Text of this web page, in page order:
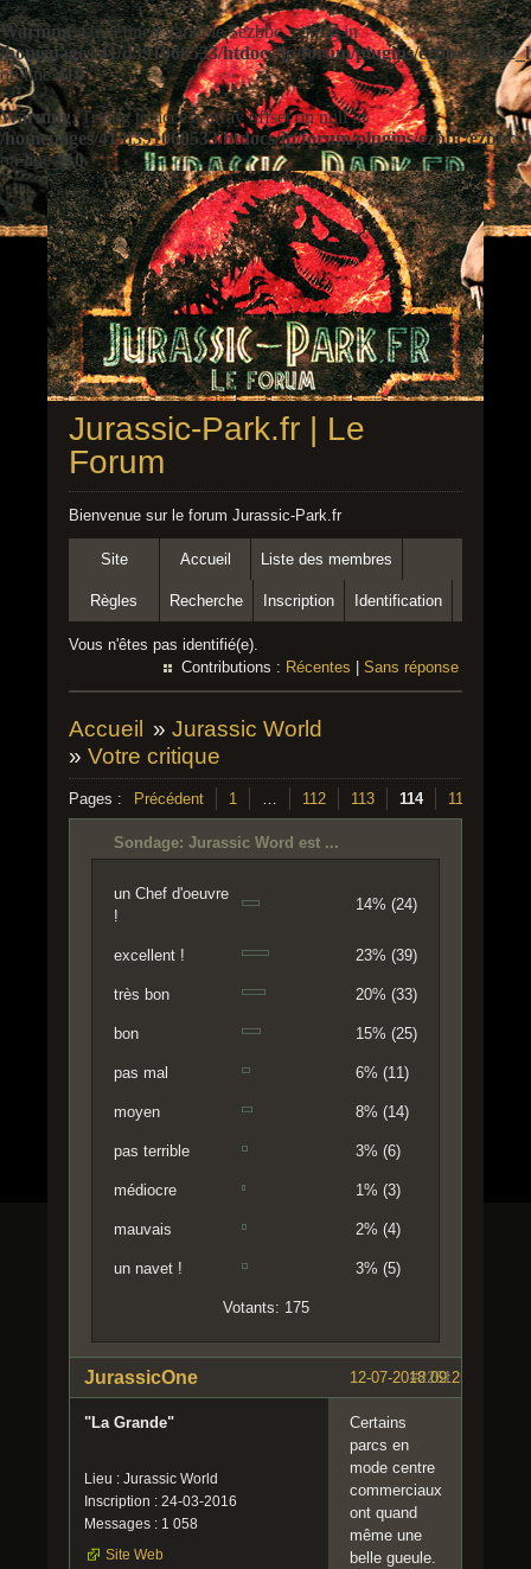
Warning: Undefined variable $ezbbc_config in
/homepages/41/d391060533/htdocs/jp/forum/plugins/ezbbc/
on line410
Warning: Trying to access array offset on null in
/homepages/41/d391060533/htdocs/jp/forum/plugins/ezbbc/
on line410
Jurassic-Park.fr | Le
Forum
Bienvenue sur le forum Jurassic-Park.fr
Site Accueil Liste des membres
Règles Recherche Inscription Identification
Vous n'êtes pas identifié(e).
Contributions : Récentes Sans réponse
Accueil » Jurassic World
» Votre critique
Pages : Précédent 1 … 112 113 114 115
Sondage: Jurassic Word est ...
un Chef d'oeuvre
!
14% (24)
excellent ! 23% (39)
très bon 20% (33)
bon 15% (25)
pas mal 6% (11)
moyen 8% (14)
pas terrible 3% (6)
médiocre 1% (3)
mauvais 2% (4)
un navet ! 3% (5)
Votants: 175
#2261
12-07-2018 09:25:56
JurassicOne
"La Grande"
Lieu : Jurassic World
Inscription : 24-03-2016
Messages : 1 058
Site Web
Certains
parcs en
mode centre
commerciaux
ont quand
même une
belle gueule.